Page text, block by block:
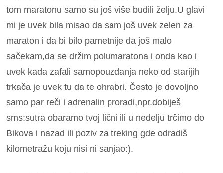
tom maratonu samo su još više budili želju.U glavi
mi je uvek bila misao da sam još uvek zelen za
maraton i da bi bilo pametnije da još malo
sačekam,da se držim polumaratona i onda kao i
uvek kada zafali samopouzdanja neko od starijih
trkača je uvek tu da te ohrabri. Često je dovoljno
samo par reči i adrenalin proradi,npr.dobiješ
sms:sutra obaramo tvoj lični ili u nedelju trčimo do
Bikova i nazad ili poziv za treking gde odradiš
kilometražu koju nisi ni sanjao:).